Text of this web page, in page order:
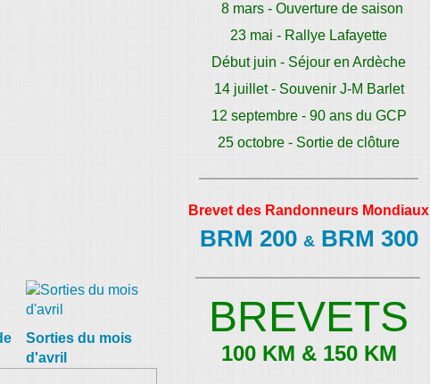
Sorties du mois
d'avril
8 mars - Ouverture de saison
23 mai - Rallye Lafayette
Début juin - Séjour en Ardèche
14 juillet - Souvenir J-M Barlet
12 septembre - 90 ans du GCP
25 octobre - Sortie de clôture
Brevet des Randonneurs Mondiaux
BRM 200 &BRM 300
BREVETS
100 KM & 150 KM